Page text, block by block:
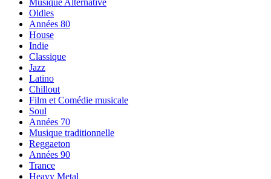
Musique Alternative
Oldies
Années 80
House
Indie
Classique
Jazz
Latino
Chillout
Film et Comédie musicale
Soul
Années 70
Musique traditionnelle
Reggaeton
Années 90
Trance
Heavy Metal